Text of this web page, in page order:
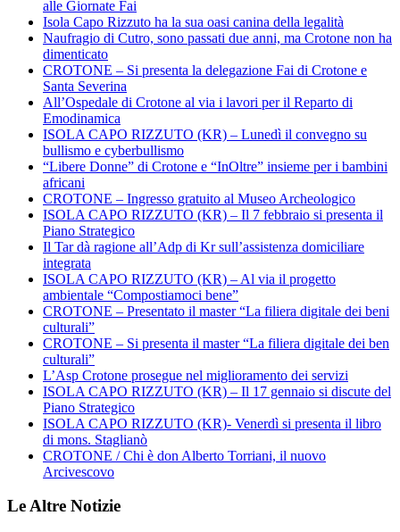
alle Giornate Fai
Isola Capo Rizzuto ha la sua oasi canina della legalità
Naufragio di Cutro, sono passati due anni, ma Crotone non ha
dimenticato
CROTONE – Si presenta la delegazione Fai di Crotone e
Santa Severina
All’Ospedale di Crotone al via i lavori per il Reparto di
Emodinamica
ISOLA CAPO RIZZUTO (KR) – Lunedì il convegno su
bullismo e cyberbullismo
“Libere Donne” di Crotone e “InOltre” insieme per i bambini
africani
CROTONE – Ingresso gratuito al Museo Archeologico
ISOLA CAPO RIZZUTO (KR) – Il 7 febbraio si presenta il
Piano Strategico
Il Tar dà ragione all’Adp di Kr sull’assistenza domiciliare
integrata
ISOLA CAPO RIZZUTO (KR) – Al via il progetto
ambientale “Compostiamoci bene”
CROTONE – Presentato il master “La filiera digitale dei beni
culturali”
CROTONE – Si presenta il master “La filiera digitale dei ben
culturali”
L’Asp Crotone prosegue nel miglioramento dei servizi
ISOLA CAPO RIZZUTO (KR) – Il 17 gennaio si discute del
Piano Strategico
ISOLA CAPO RIZZUTO (KR)- Venerdì si presenta il libro
di mons. Staglianò
CROTONE / Chi è don Alberto Torriani, il nuovo
Arcivescovo
Le Altre Notizie